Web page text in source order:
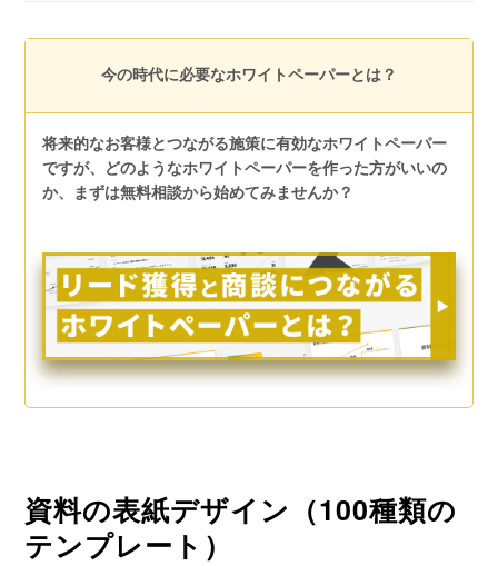
今の時代に必要なホワイトペーパーとは？
将来的なお客様とつながる施策に有効なホワイトペーパー
ですが、どのようなホワイトペーパーを作った方がいいの
か、まずは無料相談から始めてみませんか？
資料の表紙デザイン（100種類の
テンプレート）